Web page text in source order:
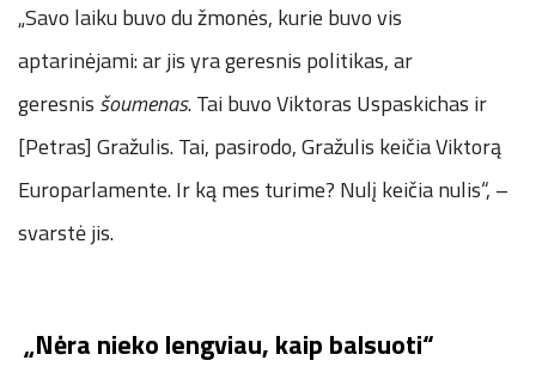
„Savo laiku buvo du žmonės, kurie buvo vis
aptarinėjami: ar jis yra geresnis politikas, ar
geresnis šoumenas. Tai buvo Viktoras Uspaskichas ir
[Petras] Gražulis. Tai, pasirodo, Gražulis keičia Viktorą
Europarlamente. Ir ką mes turime? Nulį keičia nulis“, –
svarstė jis.
„Nėra nieko lengviau, kaip balsuoti“